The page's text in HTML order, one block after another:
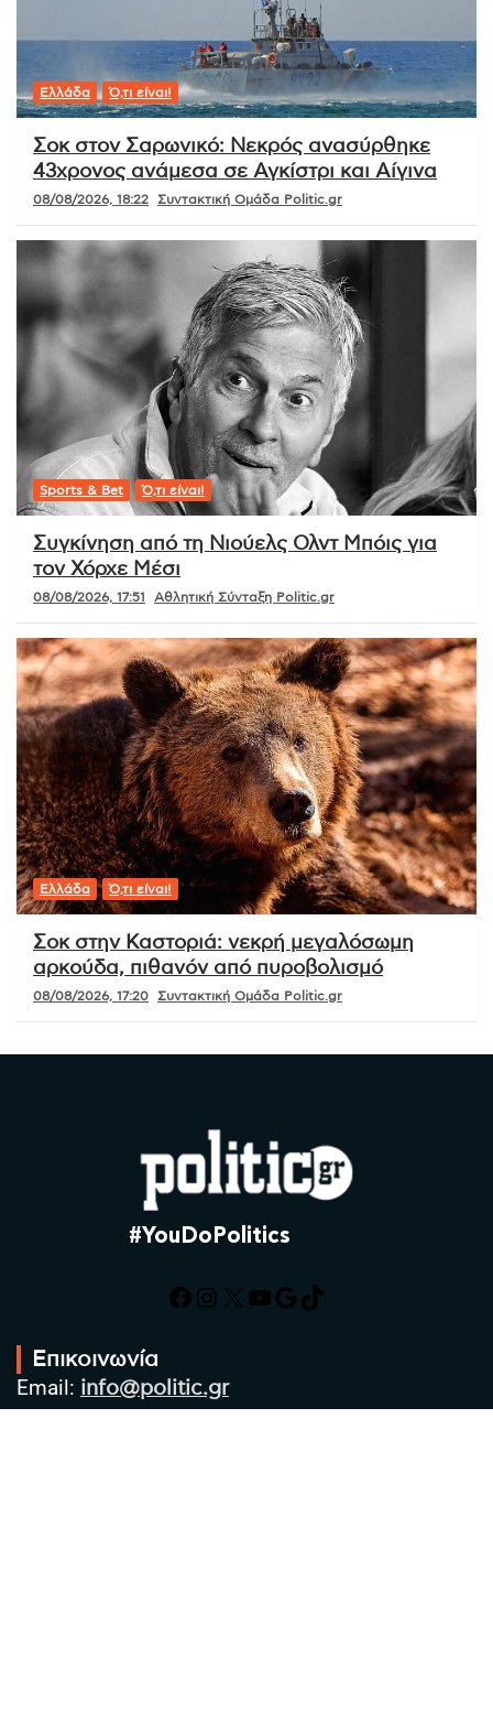
Ελλάδα Ό,τι είναι!
Σοκ στον Σαρωνικό: Νεκρός ανασύρθηκε
43χρονος ανάμεσα σε Αγκίστρι και Αίγινα
08/08/2026, 18:22 Συντακτική Ομάδα Politic.gr
Sports & Bet Ό,τι είναι!
Συγκίνηση από τη Νιούελς Ολντ Μπόις για
τον Χόρχε Μέσι
08/08/2026, 17:51 Αθλητική Σύνταξη Politic.gr
Ελλάδα Ό,τι είναι!
Σοκ στην Καστοριά: νεκρή μεγαλόσωμη
αρκούδα, πιθανόν από πυροβολισμό
08/08/2026, 17:20 Συντακτική Ομάδα Politic.gr
#YouDoPolitics
Facebook
Instagram
X YouTube
Google
TikTok
Επικοινωνία
Email: info@politic.gr
Τηλ: